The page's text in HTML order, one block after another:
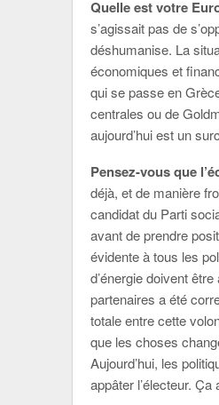
Quelle est votre
s’agissait pas de
déshumanise. La
économiques et
qui se passe en
centrales ou de
aujourd’hui est un
Pensez-vous que
déjà, et de manière
candidat du Parti
avant de prendre
évidente à tous les
d’énergie doivent
partenaires a été
totale entre cette
que les choses
Aujourd’hui, les
appâter l’électeur. Ça